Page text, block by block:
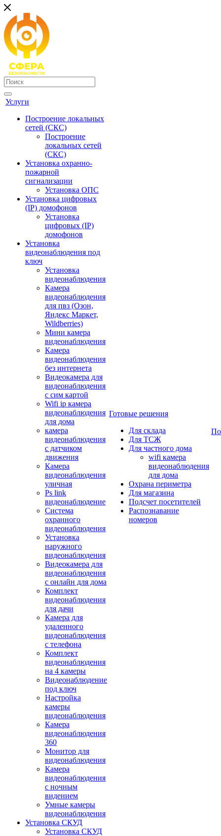
Услуги
Построение локальных
сетей (СКС)
Построение
локальных сетей
(СКС)
Установка охранно-
пожарной
сигнализации
Установка ОПС
Установка цифровых
(IP) домофонов
Установка
цифровых (IP)
домофонов
Установка
видеонаблюдения под
ключ
Установка
видеонаблюдения
Камера
видеонаблюдения
для пвз (Озон,
Яндекс Маркет,
Wildberries)
Мини камера
видеонаблюдения
Камера
видеонаблюдения
без интернета
Видеокамера для
видеонаблюдения
с сим картой
Wifi ip камера
видеонаблюдения
для дома
камера
видеонаблюдения
с датчиком
движения
Камера
видеонаблюдения
уличная
Ps link
видеонаблюдение
Система
охранного
видеонаблюдения
Установка
наружного
видеонаблюдения
Видеокамера для
видеонаблюдения
с онлайн для дома
Комплект
видеонаблюдения
для дачи
Камера для
удаленного
видеонаблюдения
с телефона
Комплект
видеонаблюдения
на 4 камеры
Видеонаблюдение
под ключ
Настройка
камеры
видеонаблюдения
Камера
видеонаблюдения
360
Монитор для
видеонаблюдения
Камера
видеонаблюдения
с ночным
видением
Умные камеры
видеонаблюдения
Установка СКУД
Установка СКУД
Готовые решения
Для склада
Для ТСЖ
Для частного дома
wifi камера
видеонаблюдения
для дома
Охрана периметра
Для магазина
Подсчет посетителей
Распознавание
номеров